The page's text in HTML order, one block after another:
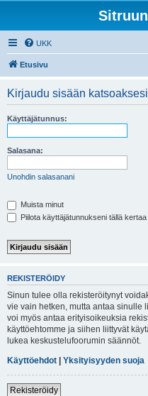
UKK
Etusivu
Kirjaudu sisään
Käyttäjätunnus:
Salasana:
Unohdin salasanani
Muista minut
Piilota käyttäjätunnukseni tällä kertaa
REKISTERÖIDY
Sinun tulee olla rekisteröitynyt
vie vain hetken, mutta antaa sinulle
voi myös antaa erityisoikeuksia
käyttöehtomme ja siihen liittyvät
lukea keskustelufoorumin säännöt.
Käyttöehdot | Yksityisyyden suoja
Rekisteröidy